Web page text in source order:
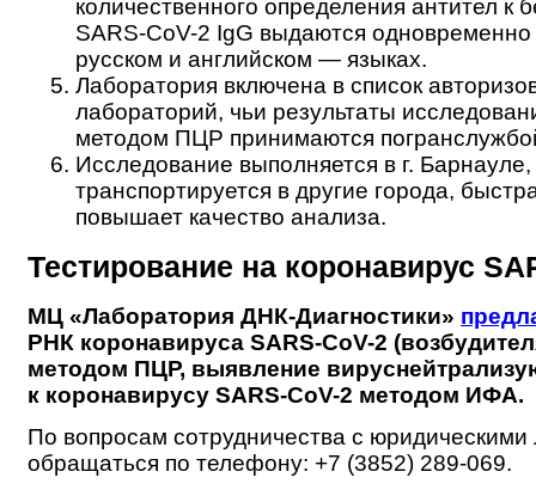
количественного определения антител к
SARS-CoV-2 IgG выдаются
русском и английском — языках.
Лаборатория включена в список
лабораторий, чьи результаты
методом ПЦР принимаются
Исследование выполняется в г.
транспортируется в другие города,
повышает качество анализа.
Тестирование на коронавирус
МЦ «Лаборатория ДНК-Диагностики»
РНК коронавируса SARS-CoV-2
методом ПЦР, выявление
к коронавирусу SARS-CoV-2 методом ИФА.
По вопросам сотрудничества с
обращаться по телефону: +7 (3852) 289-069.